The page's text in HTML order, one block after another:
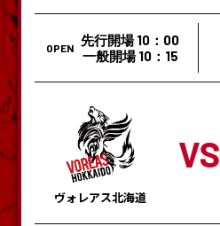
OPEN 先行開場 10：00
一般開場 10：15
ヴォレアス北海道
VS